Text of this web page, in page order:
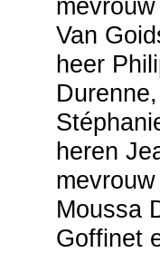
Van
heer
heren
Moussa
Goffinet